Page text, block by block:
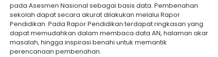
pada Asesmen Nasional sebagai basis data. Pembenahan
sekolah dapat secara akurat dilakukan melalui Rapor
Pendidikan. Pada Rapor Pendidikan terdapat ringkasan yang
dapat memudahkan dalam membaca data AN, halaman akar
masalah, hingga inspirasi benahi untuk memantik
perencanaan pembenahan.